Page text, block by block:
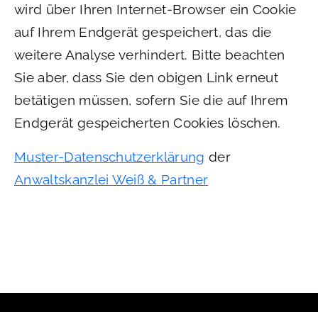
wird über Ihren Internet-Browser ein Cookie
auf Ihrem Endgerät gespeichert, das die
weitere Analyse verhindert. Bitte beachten
Sie aber, dass Sie den obigen Link erneut
betätigen müssen, sofern Sie die auf Ihrem
Endgerät gespeicherten Cookies löschen.
Muster-Datenschutzerklärung der
Anwaltskanzlei Weiß & Partner